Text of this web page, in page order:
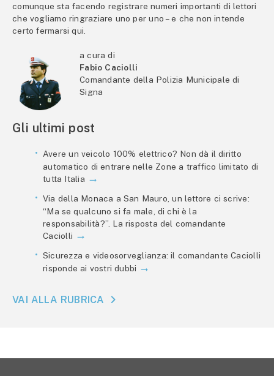
comunque sta facendo registrare numeri importanti di lettori
che vogliamo ringraziare uno per uno – e che non intende
certo fermarsi qui.
a cura di
Fabio Caciolli
Comandante della Polizia Municipale di
Signa
Gli ultimi post
Avere un veicolo 100% elettrico? Non dà il diritto
automatico di entrare nelle Zone a traffico limitato di
tutta Italia
Via della Monaca a San Mauro, un lettore ci scrive:
“Ma se qualcuno si fa male, di chi è la
responsabilità?”. La risposta del comandante
Caciolli
Sicurezza e videosorveglianza: il comandante Caciolli
risponde ai vostri dubbi
VAI ALLA RUBRICA